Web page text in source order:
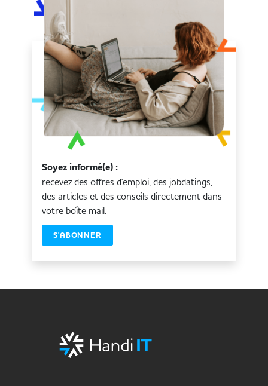
Soyez informé(e) :
recevez des offres d'emploi, des jobdatings,
des articles et des conseils directement dans
votre boîte mail.
S'ABONNER